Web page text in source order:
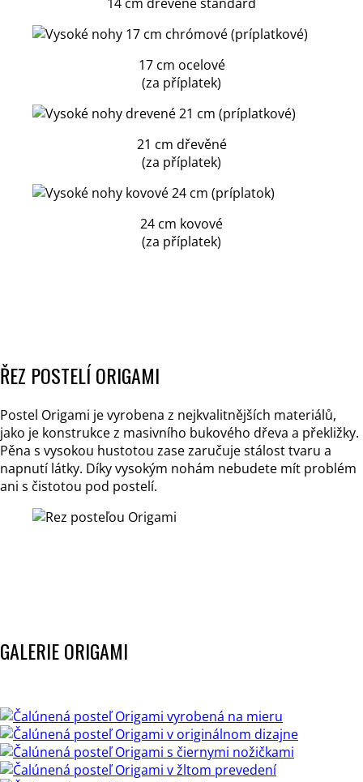
17 cm ocelové
(za příplatek)
21 cm dřevěné
(za příplatek)
24 cm kovové
(za příplatek)
ŘEZ POSTELÍ ORIGAMI
Postel Origami je vyrobena z nejkvalitnějších materiálů,
jako je konstrukce z masivního bukového dřeva a překližky.
Pěna s vysokou hustotou zase zaručuje stálost tvaru a
napnutí látky. Díky vysokým nohám nebudete mít problém
ani s čistotou pod postelí.
GALERIE ORIGAMI